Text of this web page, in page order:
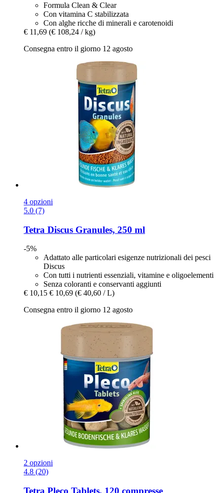
Formula Clean & Clear
Con vitamina C stabilizzata
Con alghe ricche di minerali e carotenoidi
€ 11,69 (€ 108,24 / kg)
Consegna entro il giorno 12 agosto
4 opzioni
5.0 (7)
Tetra Discus Granules, 250 ml
-5%
Adattato alle particolari esigenze nutrizionali dei pesci
Discus
Con tutti i nutrienti essenziali, vitamine e oligoelementi
Senza coloranti e conservanti aggiunti
€ 10,15 € 10,69 (€ 40,60 / L)
Consegna entro il giorno 12 agosto
2 opzioni
4.8 (20)
Tetra Pleco Tablets, 120 compresse